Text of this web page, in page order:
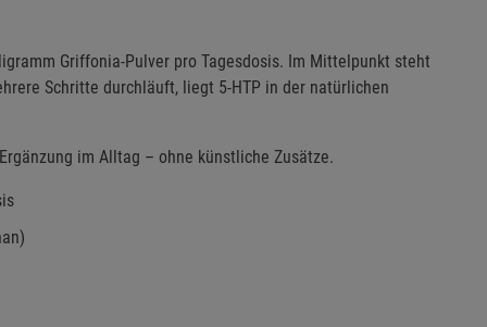
Griffonia-Pulver pro Tagesdosis. Im Mittelpunkt steht
Schritte durchläuft, liegt 5-HTP in der natürlichen
im Alltag – ohne künstliche Zusätze.